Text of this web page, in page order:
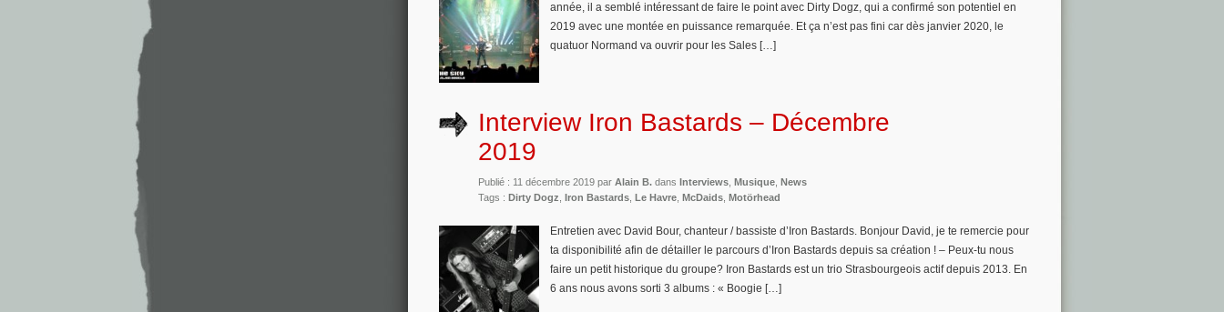
année, il a semblé intéressant de faire le point avec Dirty Dogz, qui a confirmé son potentiel en
2019 avec une montée en puissance remarquée. Et ça n’est pas fini car dès janvier 2020, le
quatuor Normand va ouvrir pour les Sales […]
Interview Iron Bastards – Décembre
2019
Publié : 11 décembre 2019 par Alain B. dans Interviews Musique News
Tags : Dirty Dogz Iron Bastards Le Havre McDaids Motörhead
Entretien avec David Bour, chanteur / bassiste d’Iron Bastards. Bonjour David, je te remercie pour
ta disponibilité afin de détailler le parcours d’Iron Bastards depuis sa création ! – Peux-tu nous
faire un petit historique du groupe? Iron Bastards est un trio Strasbourgeois actif depuis 2013. En
6 ans nous avons sorti 3 albums : « Boogie […]